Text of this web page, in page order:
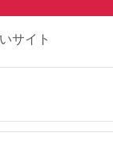
サイト